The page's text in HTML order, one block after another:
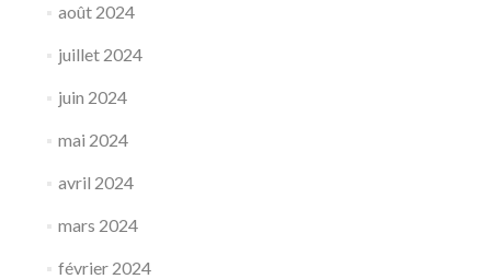
août 2024
juillet 2024
juin 2024
mai 2024
avril 2024
mars 2024
février 2024